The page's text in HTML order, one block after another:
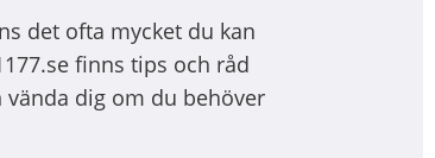
det ofta mycket du kan
finns tips och råd
dig om du behöver